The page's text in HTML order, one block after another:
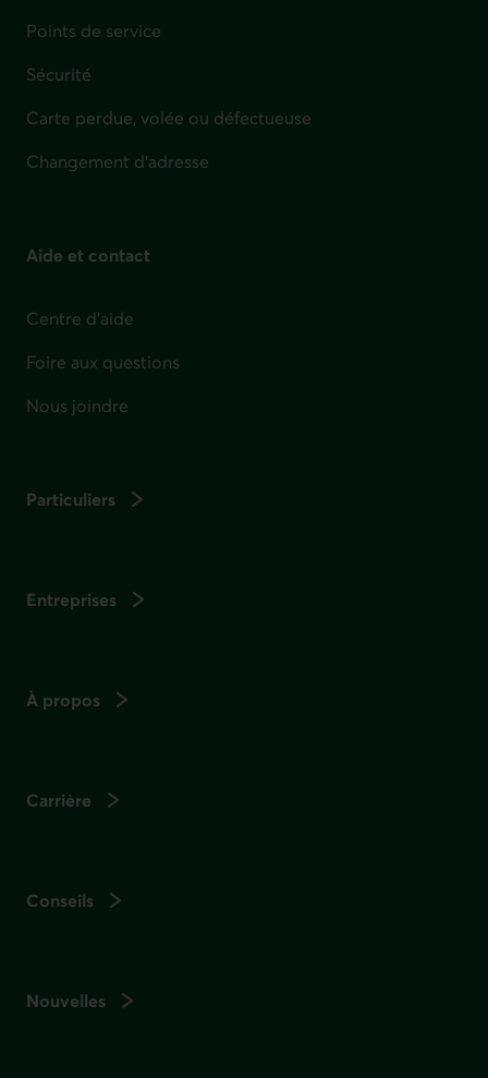
Points de service
Sécurité
Carte perdue, volée ou défectueuse
Changement d'adresse
Aide et contact
Centre d'aide
Foire aux questions
Nous joindre
Particuliers
Entreprises
À propos
Carrière
Conseils
Nouvelles